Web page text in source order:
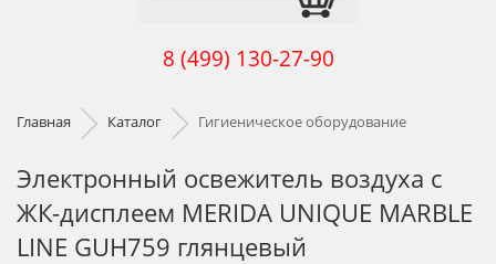
8 (499) 130-27-90
Главная Каталог Гигиеническое оборудование
Электронный освежитель воздуха с
ЖК-дисплеем MERIDA UNIQUE MARBLE
LINE GUH759 глянцевый